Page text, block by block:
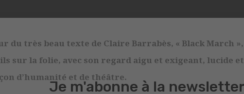
du très beau texte de Claire Barrabès, « Black March »,
sur la folie, avec son regard aigu et exigeant, lucide et
d’humanité et de théâtre.